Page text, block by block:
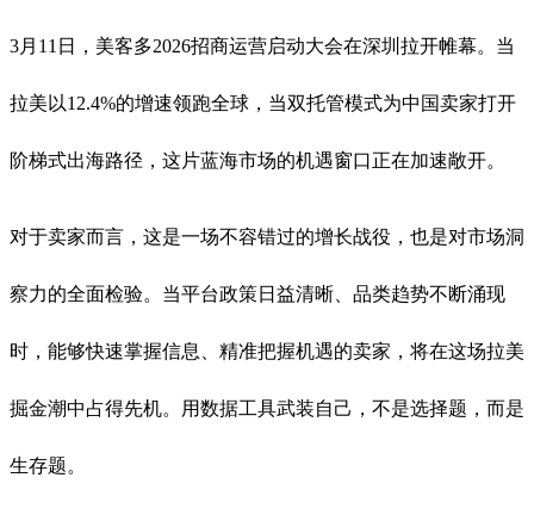
3月11日，美客多2026招商运营启动大会在深圳拉开帷幕。当
拉美以12.4%的增速领跑全球，当双托管模式为中国卖家打开
阶梯式出海路径，这片蓝海市场的机遇窗口正在加速敞开。
对于卖家而言，这是一场不容错过的增长战役，也是对市场洞
察力的全面检验。当平台政策日益清晰、品类趋势不断涌现
时，能够快速掌握信息、精准把握机遇的卖家，将在这场拉美
掘金潮中占得先机。用数据工具武装自己，不是选择题，而是
生存题。